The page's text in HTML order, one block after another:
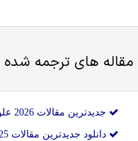
مقاله های ترجمه شده
جدیدترین مقالات 2026 علوم اجتماعی با ترجمه
دانلود جدیدترین مقالات 2025 علوم اجتماعی با ترجمه فارسی